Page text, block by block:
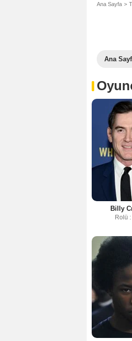
Ana Sayfa
Ana
Billy
Rolü